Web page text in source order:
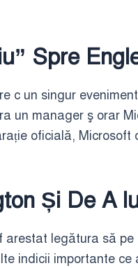
Spre
c un singur
un manager ş orar
oficială, Microsoft
Și De A
arestat legătura să
indicii importante ce